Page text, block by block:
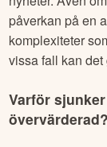
påverkan på en
komplexiteter
vissa fall kan
Varför
övervärderad?